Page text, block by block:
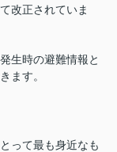
改正されていま
生時の避難情報と
ます。
って最も身近なも